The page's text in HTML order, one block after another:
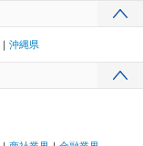
沖縄県